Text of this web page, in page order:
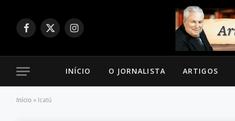
Facebook
X
Instagram
INÍCIO O JORNALISTA ARTIGOS
Início » Icatú